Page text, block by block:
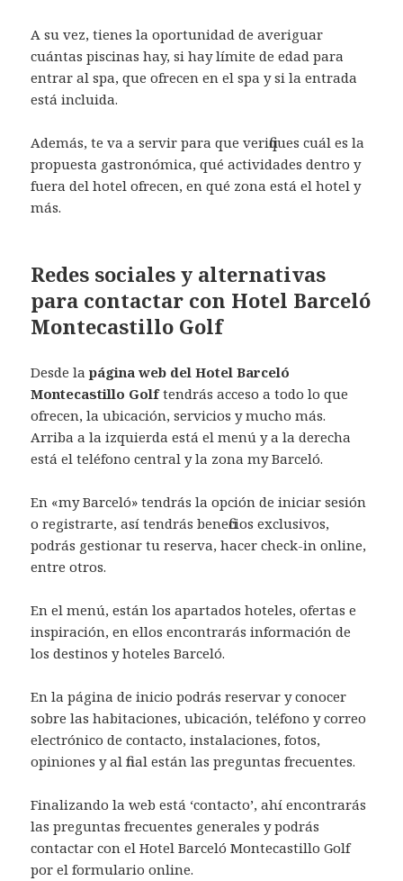
A su vez, tienes la oportunidad de averiguar
cuántas piscinas hay, si hay límite de edad para
entrar al spa, que ofrecen en el spa y si la entrada
está incluida.
Además, te va a servir para que verifiques cuál es la
propuesta gastronómica, qué actividades dentro y
fuera del hotel ofrecen, en qué zona está el hotel y
más.
Redes sociales y alternativas
para contactar con Hotel Barceló
Montecastillo Golf
Desde lapágina web del Hotel Barceló
Montecastillo Golftendrás acceso a todo lo que
ofrecen, la ubicación, servicios y mucho más.
Arriba a la izquierda está el menú y a la derecha
está el teléfono central y la zona my Barceló.
En «my Barceló» tendrás la opción de iniciar sesión
o registrarte, así tendrás beneficios exclusivos,
podrás gestionar tu reserva, hacer check-in online,
entre otros.
En el menú, están los apartados hoteles, ofertas e
inspiración, en ellos encontrarás información de
los destinos y hoteles Barceló.
En la página de inicio podrás reservar y conocer
sobre las habitaciones, ubicación, teléfono y correo
electrónico de contacto, instalaciones, fotos,
opiniones y al final están las preguntas frecuentes.
Finalizando la web está ‘contacto’, ahí encontrarás
las preguntas frecuentes generales y podrás
contactar con el Hotel Barceló Montecastillo Golf
por el formulario online.